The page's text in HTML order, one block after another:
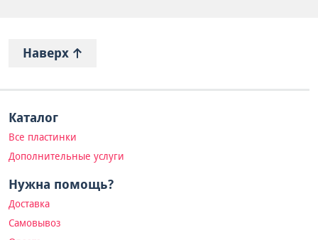
Наверх
Каталог
Все пластинки
Дополнительные услуги
Нужна помощь?
Доставка
Самовывоз